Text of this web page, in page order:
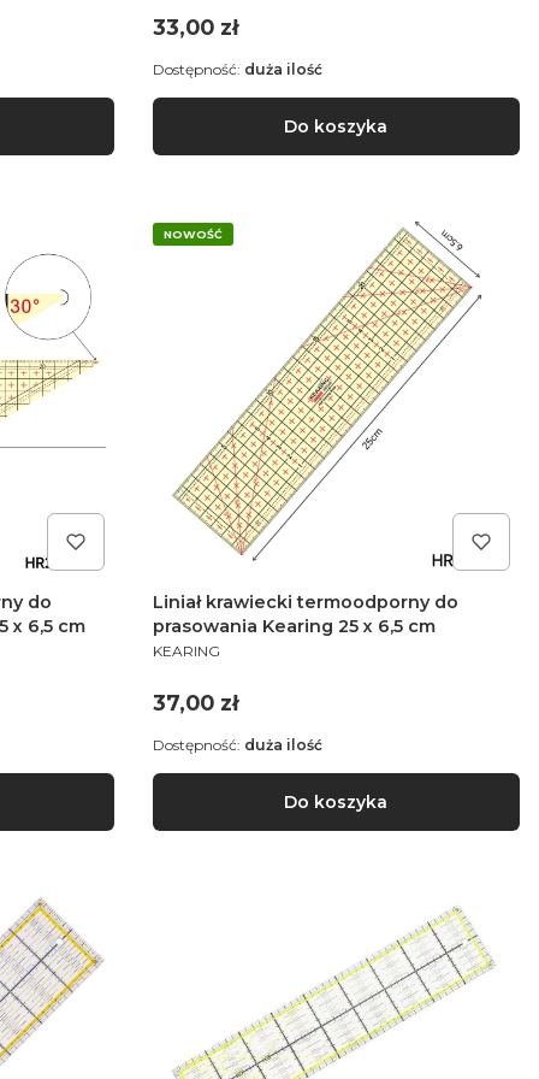
Cena
33,00 zł
Do koszyka
Dostępność: duża ilość
do
x 6,5 cm
NOWOŚĆ
Liniał krawiecki termoodporny do
prasowania Kearing 25 x 6,5 cm
PRODUCENT
KEARING
Cena
37,00 zł
Do koszyka
Dostępność: duża ilość